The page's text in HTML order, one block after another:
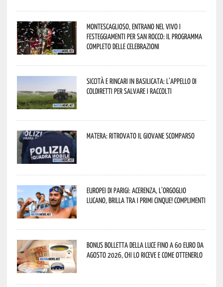
Montescaglioso, entrano nel vivo i
festeggiamenti per San Rocco: il programma
completo delle celebrazioni
Siccità e rincari in Basilicata: l’appello di
Coldiretti per salvare i raccolti
Matera: ritrovato il giovane scomparso
Europei di Parigi: Acerenza, l’orgoglio
lucano, brilla tra i primi cinque! Complimenti
Bonus bolletta della luce fino a 60 euro da
agosto 2026, chi lo riceve e come ottenerlo